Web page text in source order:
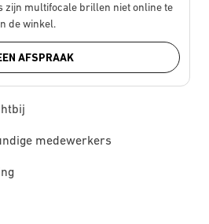
zijn multifocale brillen niet online te
de winkel.
AFSPRAAK
medewerkers